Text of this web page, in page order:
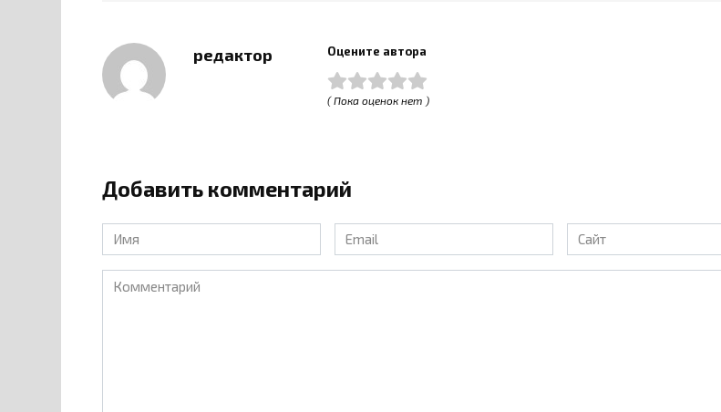
редактор Оцените автора
( Пока оценок нет )
Добавить комментарий
Имя
*
Email
*
Сайт
Комментарий